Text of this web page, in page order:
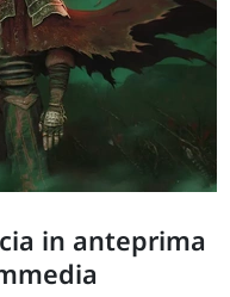
in anteprima